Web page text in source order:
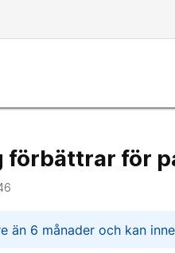
förbättrar för
än 6 månader och kan